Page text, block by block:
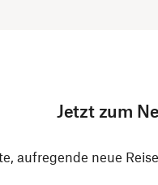
Jetzt zum
aufregende neue